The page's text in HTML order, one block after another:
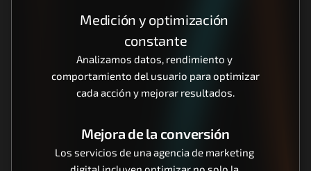
Medición y optimización
constante
Analizamos datos, rendimiento y
comportamiento del usuario para optimizar
cada acción y mejorar resultados.
Mejora de la conversión
Los servicios de una agencia de marketing